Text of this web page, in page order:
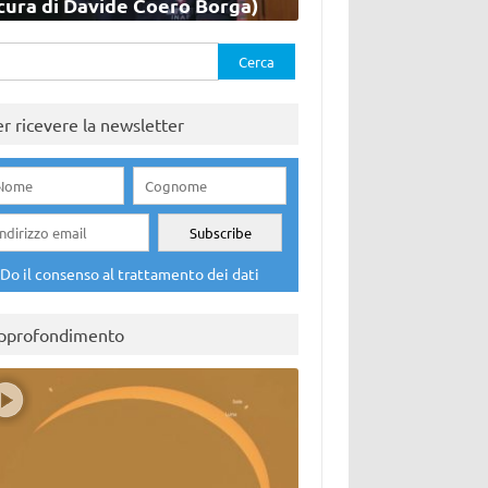
ricevere la newsletter
Do il consenso al trattamento dei dati